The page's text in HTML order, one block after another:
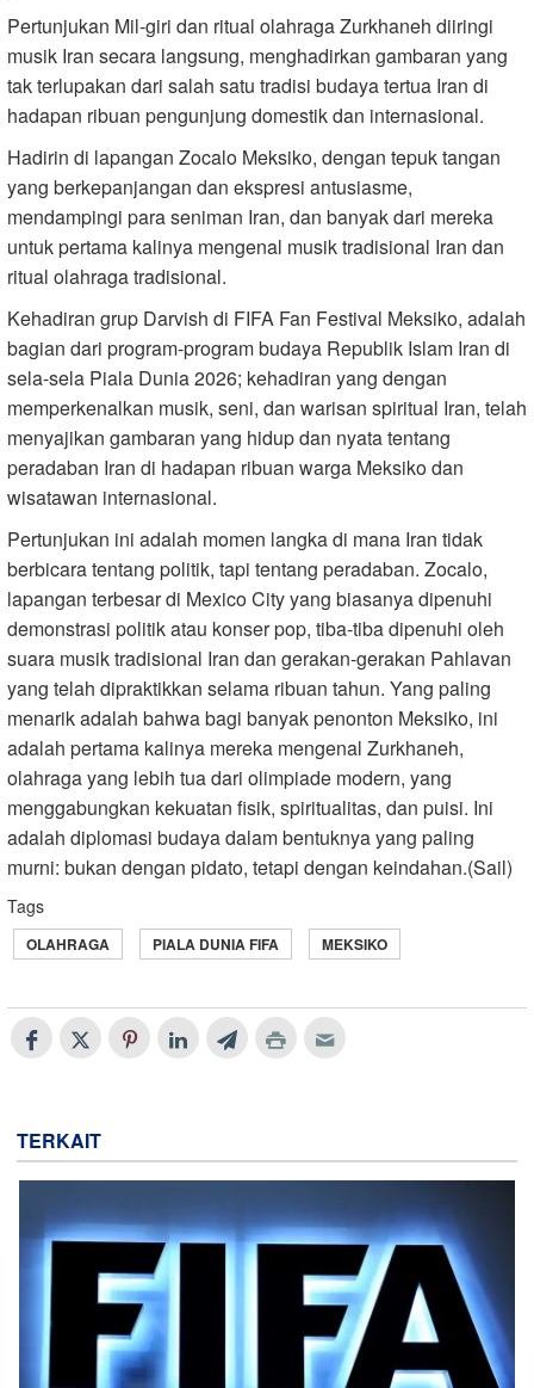
Pertunjukan Mil-giri dan ritual olahraga Zurkhaneh diiringi
musik Iran secara langsung, menghadirkan gambaran yang
tak terlupakan dari salah satu tradisi budaya tertua Iran di
hadapan ribuan pengunjung domestik dan internasional.
Hadirin di lapangan Zocalo Meksiko, dengan tepuk tangan
yang berkepanjangan dan ekspresi antusiasme,
mendampingi para seniman Iran, dan banyak dari mereka
untuk pertama kalinya mengenal musik tradisional Iran dan
ritual olahraga tradisional.
Kehadiran grup Darvish di FIFA Fan Festival Meksiko, adalah
bagian dari program-program budaya Republik Islam Iran di
sela-sela Piala Dunia 2026; kehadiran yang dengan
memperkenalkan musik, seni, dan warisan spiritual Iran, telah
menyajikan gambaran yang hidup dan nyata tentang
peradaban Iran di hadapan ribuan warga Meksiko dan
wisatawan internasional.
Pertunjukan ini adalah momen langka di mana Iran tidak
berbicara tentang politik, tapi tentang peradaban. Zocalo,
lapangan terbesar di Mexico City yang biasanya dipenuhi
demonstrasi politik atau konser pop, tiba-tiba dipenuhi oleh
suara musik tradisional Iran dan gerakan-gerakan Pahlavan
yang telah dipraktikkan selama ribuan tahun. Yang paling
menarik adalah bahwa bagi banyak penonton Meksiko, ini
adalah pertama kalinya mereka mengenal Zurkhaneh,
olahraga yang lebih tua dari olimpiade modern, yang
menggabungkan kekuatan fisik, spiritualitas, dan puisi. Ini
adalah diplomasi budaya dalam bentuknya yang paling
murni: bukan dengan pidato, tetapi dengan keindahan.(Sail)
Tags
OLAHRAGA PIALA DUNIA FIFA MEKSIKO
TERKAIT